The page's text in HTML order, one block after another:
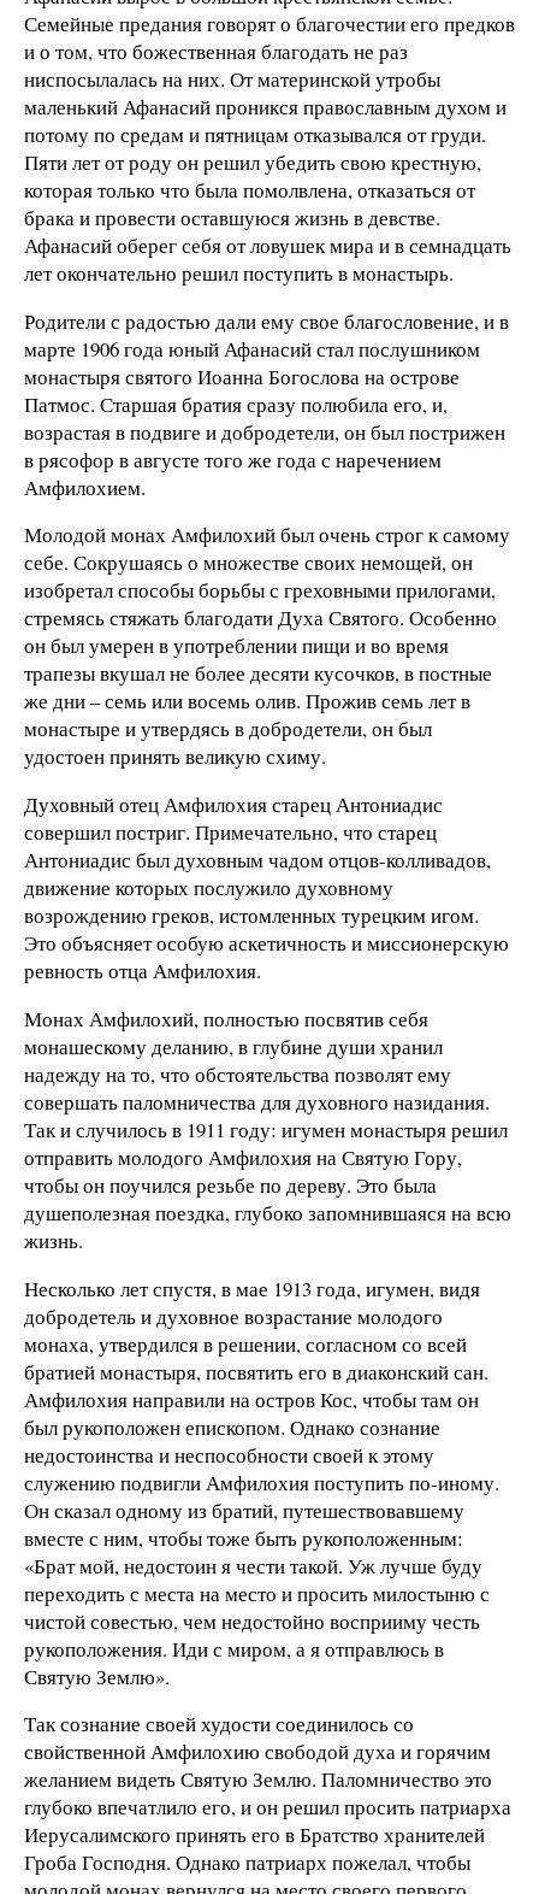
Семейные предания говорят о благочестии его предков
и о том, что божественная благодать не раз
ниспосылалась на них. От материнской утробы
маленький Афанасий проникся православным духом и
потому по средам и пятницам отказывался от груди.
Пяти лет от роду он решил убедить свою крестную,
которая только что была помолвлена, отказаться от
брака и провести оставшуюся жизнь в девстве.
Афанасий оберег себя от ловушек мира и в семнадцать
лет окончательно решил поступить в монастырь.
Родители с радостью дали ему свое благословение, и в
марте 1906 года юный Афанасий стал послушником
монастыря святого Иоанна Богослова на острове
Патмос. Старшая братия сразу полюбила его, и,
возрастая в подвиге и добродетели, он был пострижен
в рясофор в августе того же года с наречением
Амфилохием.
Молодой монах Амфилохий был очень строг к самому
себе. Сокрушаясь о множестве своих немощей, он
изобретал способы борьбы с греховными прилогами,
стремясь стяжать благодати Духа Святого. Особенно
он был умерен в употреблении пищи и во время
трапезы вкушал не более десяти кусочков, в постные
же дни – семь или восемь олив. Прожив семь лет в
монастыре и утвердясь в добродетели, он был
удостоен принять великую схиму.
Духовный отец Амфилохия старец Антониадис
совершил постриг. Примечательно, что старец
Антониадис был духовным чадом отцов-колливадов,
движение которых послужило духовному
возрождению греков, истомленных турецким игом.
Это объясняет особую аскетичность и миссионерскую
ревность отца Амфилохия.
Монах Амфилохий, полностью посвятив себя
монашескому деланию, в глубине души хранил
надежду на то, что обстоятельства позволят ему
совершать паломничества для духовного назидания.
Так и случилось в 1911 году: игумен монастыря решил
отправить молодого Амфилохия на Святую Гору,
чтобы он поучился резьбе по дереву. Это была
душеполезная поездка, глубоко запомнившаяся на всю
жизнь.
Несколько лет спустя, в мае 1913 года, игумен, видя
добродетель и духовное возрастание молодого
монаха, утвердился в решении, согласном со всей
братией монастыря, посвятить его в диаконский сан.
Амфилохия направили на остров Кос, чтобы там он
был рукоположен епископом. Однако сознание
недостоинства и неспособности своей к этому
служению подвигли Амфилохия поступить по-иному.
Он сказал одному из братий, путешествовавшему
вместе с ним, чтобы тоже быть рукоположенным:
«Брат мой, недостоин я чести такой. Уж лучше буду
переходить с места на место и просить милостыню с
чистой совестью, чем недостойно восприиму честь
рукоположения. Иди с миром, а я отправлюсь в
Святую Землю».
Так сознание своей худости соединилось со
свойственной Амфилохию свободой духа и горячим
желанием видеть Святую Землю. Паломничество это
глубоко впечатлило его, и он решил просить патриарха
Иерусалимского принять его в Братство хранителей
Гроба Господня. Однако патриарх пожелал, чтобы